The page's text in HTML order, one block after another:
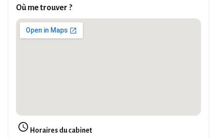
Où me trouver ?
query_builder Horaires du cabinet